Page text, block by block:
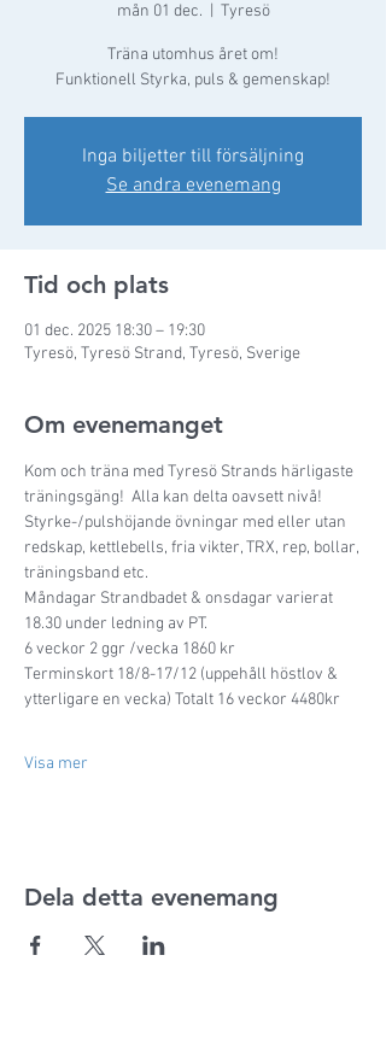
mån 01 dec. Tyresö
Träna utomhus året om!
Funktionell Styrka, puls & gemenskap!
Inga biljetter till försäljning
Se andra evenemang
Tid och plats
01 dec. 2025 18:30 – 19:30
Tyresö, Tyresö Strand, Tyresö, Sverige
Om evenemanget
Kom och träna med Tyresö Strands härligaste
träningsgäng!  Alla kan delta oavsett nivå!
Styrke-/pulshöjande övningar med eller utan
redskap, kettlebells, fria vikter, TRX, rep, bollar,
träningsband etc.
Måndagar Strandbadet & onsdagar varierat
18.30 under ledning av PT.
6 veckor 2 ggr /vecka 1860 kr
Terminskort 18/8-17/12 (uppehåll höstlov &
ytterligare en vecka) Totalt 16 veckor 4480kr
Visa mer
Dela detta evenemang